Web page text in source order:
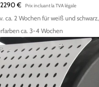
€
ca. 2 Wochen für weiß und schwarz,
ca. 3-4 Wochen